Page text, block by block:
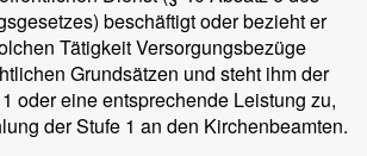
beschäftigt oder bezieht er
Tätigkeit Versorgungsbezüge
Grundsätzen und steht ihm der
oder eine entsprechende Leistung zu,
der Stufe 1 an den Kirchenbeamten.